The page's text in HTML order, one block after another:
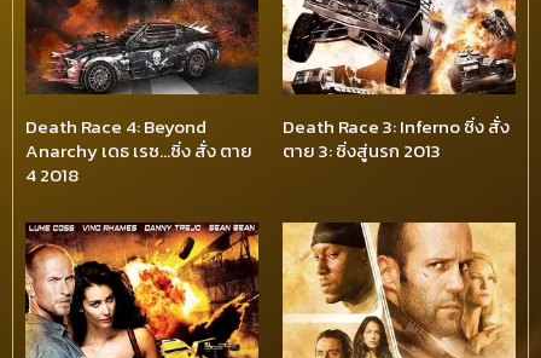
Death Race 4: Beyond
Anarchy เดธ เรซ…ซิ่ง สั่ง ตาย
4 2018
Death Race 3: Inferno ซิ่ง สั่ง
ตาย 3: ซิ่งสู่นรก 2013